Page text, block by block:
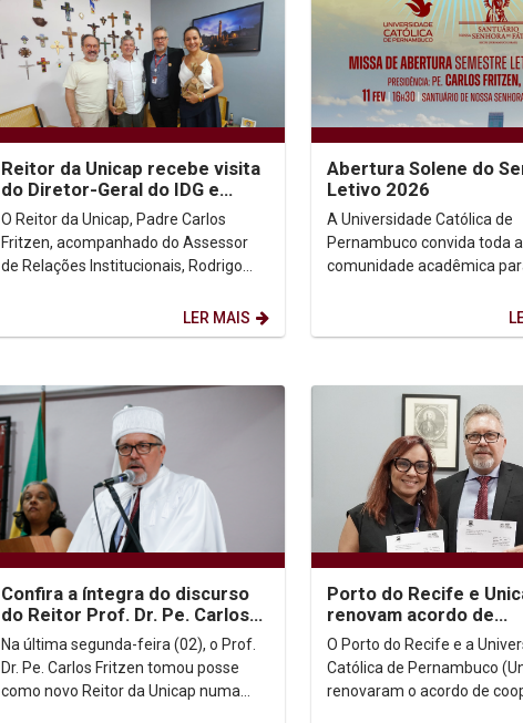
Reitor da Unicap recebe visita
do Diretor-Geral do IDG e
Diretora do Paço do Frevo
O Reitor da Unicap, Padre Carlos
Fritzen, acompanhado do Assessor
de Relações Institucionais, Rodrigo
LER MAIS
Abertura Solene do
Letivo 2026
A Universidade Católica de
Pernambuco convida toda
comunidade acadêmica
nós...
Confira a íntegra do discurso
do Reitor Prof. Dr. Pe. Carlos
Fritzen
Na última segunda-feira (02), o Prof.
Dr. Pe. Carlos Fritzen tomou posse
como novo Reitor da Unicap numa
Porto do Recife e
renovam acordo de
cooperação para
inovação e formação
acadêmica
O Porto do Recife e a
Católica de Pernambuco
renovaram o acordo de